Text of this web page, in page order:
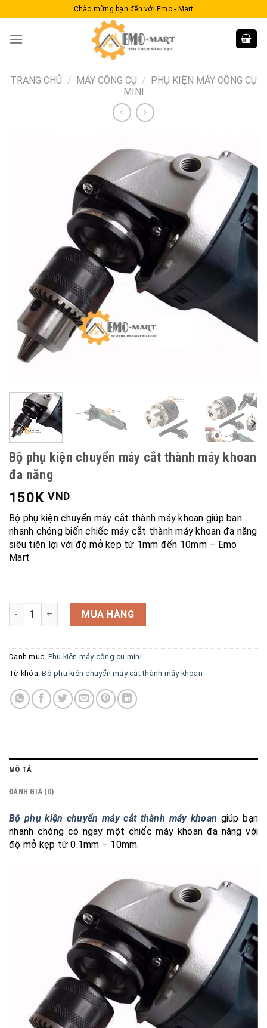
to
Chào mừng bạn đến với Emo - Mart
TRANG CHỦ / MÁY CÔNG CỤ / PHỤ KIỆN MÁY CÔNG CỤ
MINI
Bộ phụ kiện chuyển máy cắt thành máy khoan
đa năng
150KVND
Bộ phụ kiện chuyển máy cắt thành máy khoan giúp bạn
nhanh chóng biến chiếc máy cắt thành máy khoan đa năng
siêu tiện lợi với độ mở kẹp từ 1mm đến 10mm – Emo
Mart
Bộ phụ kiện chuyển máy cắt thành máy khoan đa năng số
MUA HÀNG
Danh mục: Phụ kiện máy công cụ mini
Từ khóa:Bộ phụ kiện chuyển máy cắt thành máy khoan
MÔ TẢ
ĐÁNH GIÁ (0)
Bộ phụ kiện chuyển máy cắt thành máy khoan giúp bạn
nhanh chóng có ngay một chiếc máy khoan đa năng với
độ mở kẹp từ 0.1mm – 10mm.